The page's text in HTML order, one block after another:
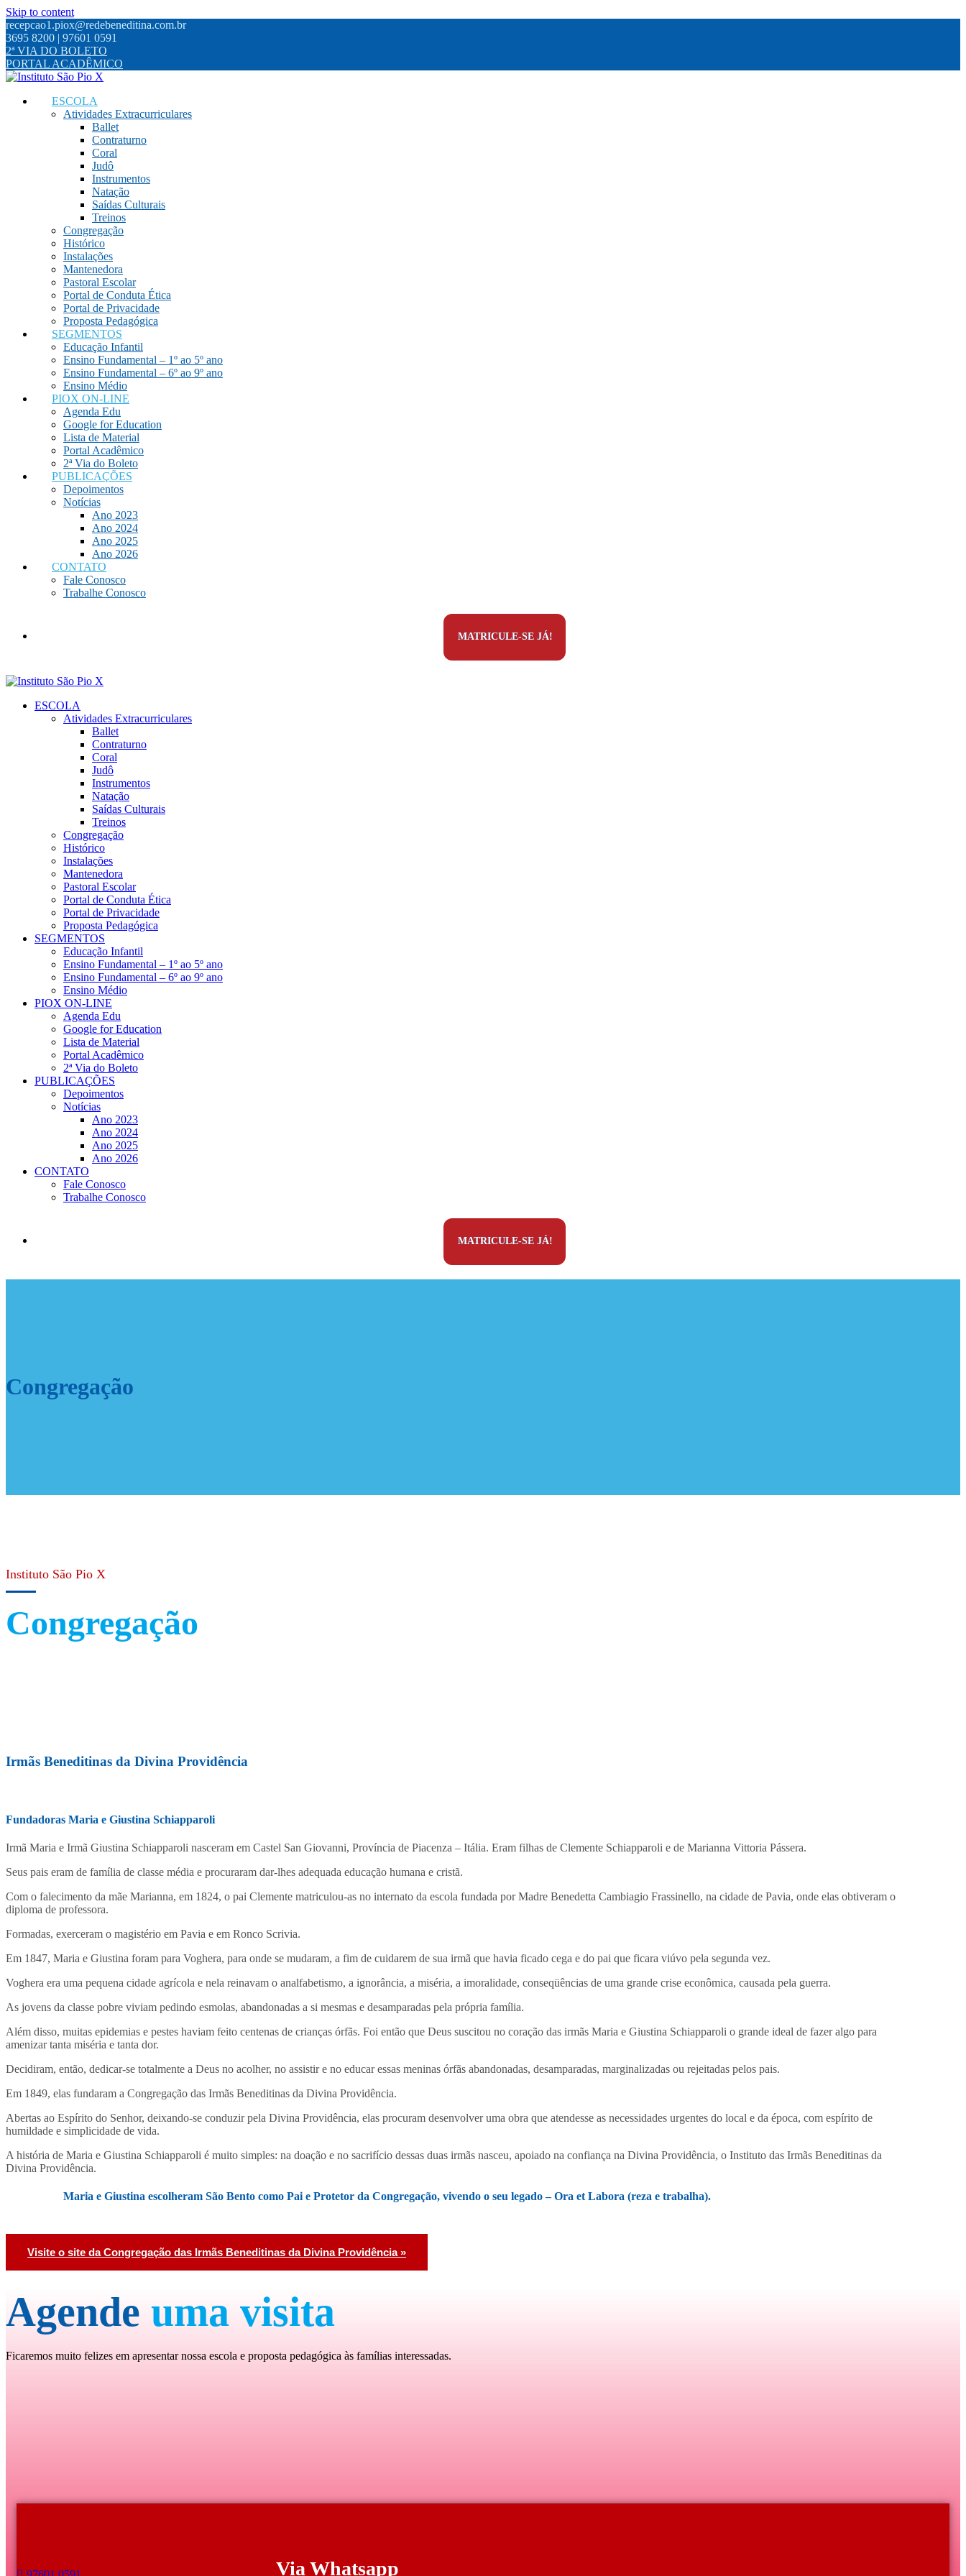
Skip to content
recepcao1.piox@redebeneditina.com.br
3695 8200 | 97601 0591
2ª VIA DO BOLETO
PORTAL ACADÊMICO
ESCOLA
Atividades Extracurriculares
Ballet
Contraturno
Coral
Judô
Instrumentos
Natação
Saídas Culturais
Treinos
Congregação
Histórico
Instalações
Mantenedora
Pastoral Escolar
Portal de Conduta Ética
Portal de Privacidade
Proposta Pedagógica
SEGMENTOS
Educação Infantil
Ensino Fundamental – 1º ao 5º ano
Ensino Fundamental – 6º ao 9º ano
Ensino Médio
PIOX ON-LINE
Agenda Edu
Google for Education
Lista de Material
Portal Acadêmico
2ª Via do Boleto
PUBLICAÇÕES
Depoimentos
Notícias
Ano 2023
Ano 2024
Ano 2025
Ano 2026
CONTATO
Fale Conosco
Trabalhe Conosco
MATRICULE-SE JÁ!
ESCOLA
Atividades Extracurriculares
Ballet
Contraturno
Coral
Judô
Instrumentos
Natação
Saídas Culturais
Treinos
Congregação
Histórico
Instalações
Mantenedora
Pastoral Escolar
Portal de Conduta Ética
Portal de Privacidade
Proposta Pedagógica
SEGMENTOS
Educação Infantil
Ensino Fundamental – 1º ao 5º ano
Ensino Fundamental – 6º ao 9º ano
Ensino Médio
PIOX ON-LINE
Agenda Edu
Google for Education
Lista de Material
Portal Acadêmico
2ª Via do Boleto
PUBLICAÇÕES
Depoimentos
Notícias
Ano 2023
Ano 2024
Ano 2025
Ano 2026
CONTATO
Fale Conosco
Trabalhe Conosco
MATRICULE-SE JÁ!
Congregação
Congregação
Instituto São Pio X
Irmãs Beneditinas da Divina Providência
Fundadoras Maria e Giustina Schiapparoli
Irmã Maria e Irmã Giustina Schiapparoli nasceram em Castel San Giovanni, Província de Piacenza – Itália. Eram filhas de Clemente Schiapparoli e de Marianna Vittoria Pássera.
Seus pais eram de família de classe média e procuraram dar-lhes adequada educação humana e cristã.
Com o falecimento da mãe Marianna, em 1824, o pai Clemente matriculou-as no internato da escola fundada por Madre Benedetta Cambiagio Frassinello, na cidade de Pavia, onde elas obtiveram o
diploma de professora.
Formadas, exerceram o magistério em Pavia e em Ronco Scrivia.
Em 1847, Maria e Giustina foram para Voghera, para onde se mudaram, a fim de cuidarem de sua irmã que havia ficado cega e do pai que ficara viúvo pela segunda vez.
Voghera era uma pequena cidade agrícola e nela reinavam o analfabetismo, a ignorância, a miséria, a imoralidade, conseqüências de uma grande crise econômica, causada pela guerra.
As jovens da classe pobre viviam pedindo esmolas, abandonadas a si mesmas e desamparadas pela própria família.
Além disso, muitas epidemias e pestes haviam feito centenas de crianças órfãs. Foi então que Deus suscitou no coração das irmãs Maria e Giustina Schiapparoli o grande ideal de fazer algo para
amenizar tanta miséria e tanta dor.
Decidiram, então, dedicar-se totalmente a Deus no acolher, no assistir e no educar essas meninas órfãs abandonadas, desamparadas, marginalizadas ou rejeitadas pelos pais.
Em 1849, elas fundaram a Congregação das Irmãs Beneditinas da Divina Providência.
Abertas ao Espírito do Senhor, deixando-se conduzir pela Divina Providência, elas procuram desenvolver uma obra que atendesse as necessidades urgentes do local e da época, com espírito de
humildade e simplicidade de vida.
A história de Maria e Giustina Schiapparoli é muito simples: na doação e no sacrifício dessas duas irmãs nasceu, apoiado na confiança na Divina Providência, o Instituto das Irmãs Beneditinas da
Divina Providência.
Maria e Giustina escolheram São Bento como Pai e Protetor da Congregação, vivendo o seu legado – Ora et Labora (reza e trabalha).
Visite o site da Congregação das Irmãs Beneditinas da Divina Providência »
Agende uma visita
Ficaremos muito felizes em apresentar nossa escola e proposta pedagógica às famílias interessadas.
Via Whatsapp